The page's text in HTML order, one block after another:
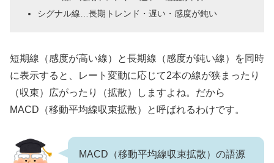
シグナル線…長期トレンド・遅い・感度が鈍い
短期線（感度が高い線）と長期線（感度が鈍い線）を同時
に表示すると、レート変動に応じて2本の線が狭まったり
（収束）広がったり（拡散）しますよね。だから
MACD（移動平均線収束拡散）と呼ばれるわけです。
MACD（移動平均線収束拡散）の語源